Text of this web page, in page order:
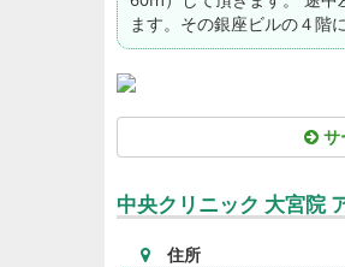
ます。その銀座ビルの４階
サ
中央クリニック 大宮院
住所